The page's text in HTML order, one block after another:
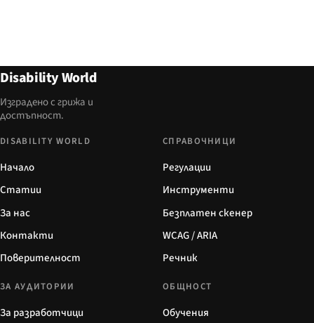
Disability World
Изградено с грижа и
достъпност.
DISABILITY WORLD
Начало
Статии
За нас
Контакти
Поверителност
СПРАВОЧНИЦИ
Регулации
Инструменти
Безплатен скенер
WCAG / ARIA
Речник
ЗА АУДИТОРИИ
За разработчици
ОБЩНОСТ
Обучения